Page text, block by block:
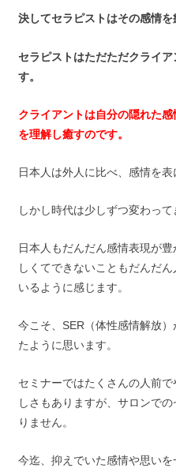
決してセラピストはその感情を
セラピストはただただクライ
す。
クライアントは自分の隠れた
を理解し癒すのです。
日本人は外人に比べ、感情を表
しかし時代は少しずつ変わって
日本人もだんだん感情表現が
しくてできないこともだんだ
いるように感じます。
今こそ、SER（体性感情解放
たように思います。
セミナーではたくさんの人前
しさもありますが、サロンで
りません。
今迄、抑えでいた感情や思い